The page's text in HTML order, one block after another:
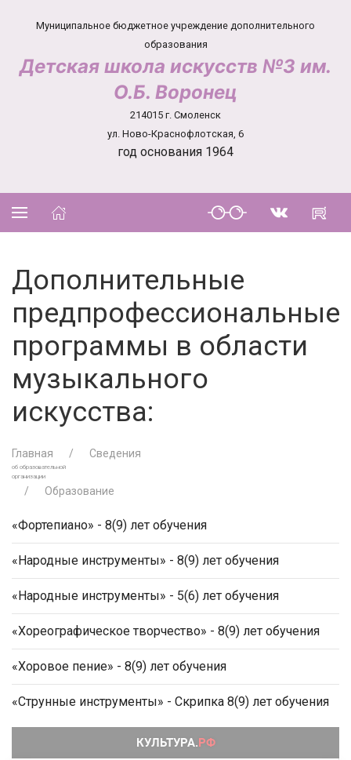
Муниципальное бюджетное учреждение дополнительного
образования
Детская школа искусств №3 им.
О.Б. Воронец
214015 г. Смоленск
ул. Ново-Краснофлотская, 6
год основания 1964
Дополнительные
предпрофессиональные
программы в области
музыкального
искусства:
Главная Сведения
об образовательной
организации
Образование
«Фортепиано» - 8(9) лет обучения
«Народные инструменты» - 8(9) лет обучения
«Народные инструменты» - 5(6) лет обучения
«Хореографическое творчество» - 8(9) лет обучения
«Хоровое пение» - 8(9) лет обучения
«Струнные инструменты» - Скрипка 8(9) лет обучения